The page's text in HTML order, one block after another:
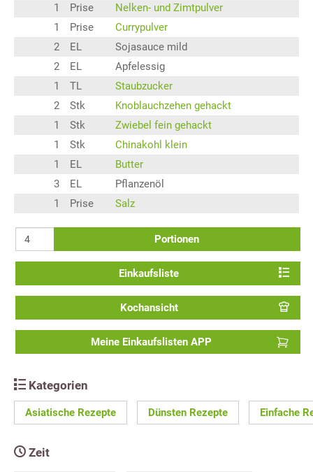
1
Prise
Nelken- und Zimtpulver
1
Prise
Currypulver
2
EL
Sojasauce mild
2
EL
Apfelessig
1
TL
Staubzucker
2
Stk
Knoblauchzehen gehackt
1
Stk
Zwiebel fein gehackt
1
Stk
Chinakohl klein
1
EL
Butter
3
EL
Pflanzenöl
1
Prise Salz
Portionen
Einkaufsliste
Kochansicht
Meine Einkaufslisten APP
Kategorien
Asiatische Rezepte Dünsten Rezepte Einfache
Zeit